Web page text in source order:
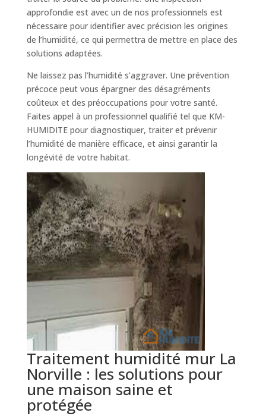
approfondie est avec un de nos professionnels est
nécessaire pour identifier avec précision les origines
de l’humidité, ce qui permettra de mettre en place des
solutions adaptées.
Ne laissez pas l’humidité s’aggraver. Une prévention
précoce peut vous épargner des désagréments
coûteux et des préoccupations pour votre santé.
Faites appel à un professionnel qualifié tel que KM-
HUMIDITE pour diagnostiquer, traiter et prévenir
l’humidité de manière efficace, et ainsi garantir la
longévité de votre habitat.
Traitement humidité mur La
Norville : les solutions pour
une maison saine et
protégée